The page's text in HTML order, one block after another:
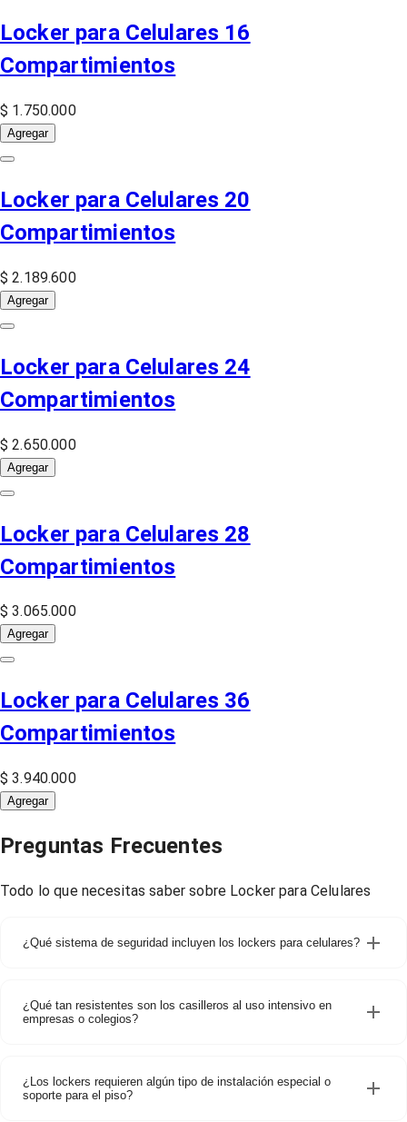
Locker para Celulares 16
Compartimientos
$ 1.750.000
Agregar
Locker para Celulares 20
Compartimientos
$ 2.189.600
Agregar
Locker para Celulares 24
Compartimientos
$ 2.650.000
Agregar
Locker para Celulares 28
Compartimientos
$ 3.065.000
Agregar
Locker para Celulares 36
Compartimientos
$ 3.940.000
Agregar
Preguntas Frecuentes
Todo lo que necesitas saber sobre Locker para Celulares
¿Qué sistema de seguridad incluyen los lockers para celulares?
¿Qué tan resistentes son los casilleros al uso intensivo en
empresas o colegios?
¿Los lockers requieren algún tipo de instalación especial o
soporte para el piso?